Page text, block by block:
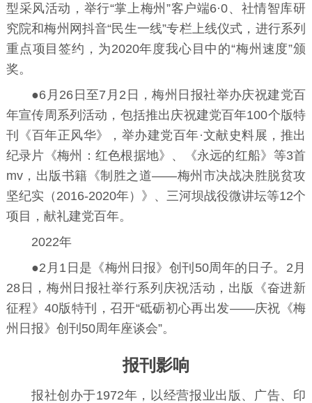
型采风活动，举行“掌上梅州”客户端6·0、社情智库研
究院和梅州网抖音“民生一线”专栏上线仪式，进行系列
重点项目签约，为2020年度我心目中的“梅州速度”颁
奖。
●6月26日至7月2日，梅州日报社举办庆祝建党百
年宣传周系列活动，包括推出庆祝建党百年100个版特
刊《百年正风华》，举办建党百年·文献史料展，推出
纪录片《梅州：红色根据地》、《永远的红船》等3首
mv，出版书籍《制胜之道——梅州市决战决胜脱贫攻
坚纪实（2016-2020年）》、三河坝战役微讲坛等12个
项目，献礼建党百年。
2022年
●2月1日是《梅州日报》创刊50周年的日子。2月
28日，梅州日报社举行系列庆祝活动，出版《奋进新
征程》40版特刊，召开“砥砺初心再出发——庆祝《梅
州日报》创刊50周年座谈会”。
报刊影响
报社创办于1972年，以经营报业出版、 广告、 印